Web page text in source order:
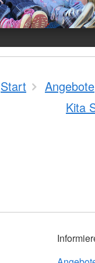
Start Angebote
Kita